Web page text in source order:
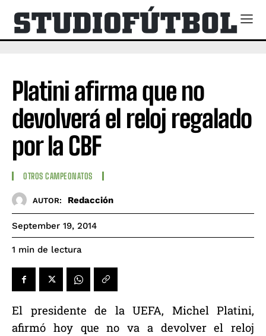
Platini afirma que no
devolverá el reloj regalado
por la CBF
OTROS CAMPEONATOS
AUTOR: Redacción
September 19, 2014
1 min de lectura
El presidente de la UEFA, Michel Platini,
afirmó hoy que no va a devolver el reloj